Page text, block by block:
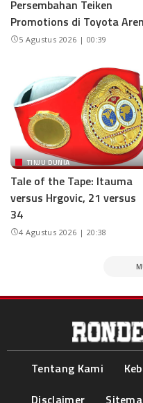
Persembahan Teiken
Promotions di Toyota
5 Agustus 2026 | 00:39
TINJU DUNIA
Tale of the Tape: Itauma
versus Hrgovic, 21 versus
34
4 Agustus 2026 | 20:38
Tentang Kami
Disclaimer